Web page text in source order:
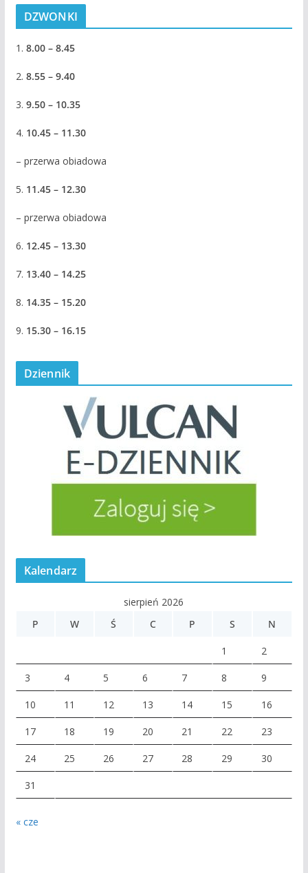
DZWONKI
1. 8.00 – 8.45
2. 8.55 – 9.40
3. 9.50 – 10.35
4. 10.45 – 11.30
– przerwa obiadowa
5. 11.45 – 12.30
– przerwa obiadowa
6. 12.45 – 13.30
7. 13.40 – 14.25
8. 14.35 – 15.20
9. 15.30 – 16.15
Dziennik
Kalendarz
sierpień 2026
P
W Ś C P S N
1 2
3 4 5 6 7 8 9
10 11 12 13 14 15 16
17 18 19 20 21 22 23
24 25 26 27 28 29 30
31
« cze